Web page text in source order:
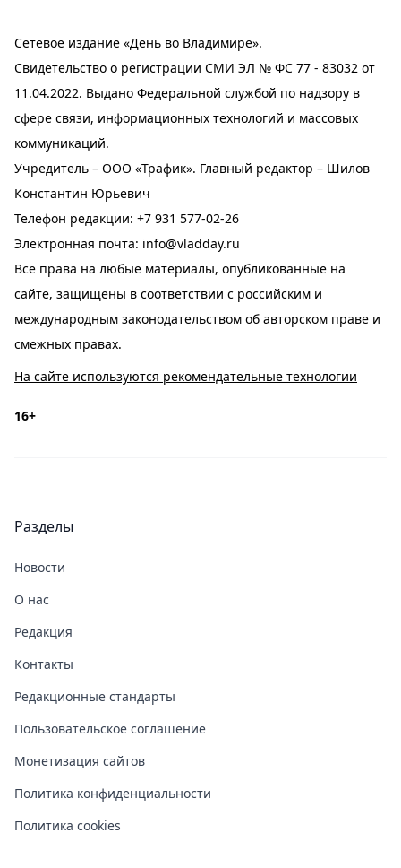
Сетевое издание «День во Владимире».
Свидетельство о регистрации СМИ ЭЛ № ФС 77 - 83032 от
11.04.2022. Выдано Федеральной службой по надзору в
сфере связи, информационных технологий и массовых
коммуникаций.
Учредитель – ООО «Трафик». Главный редактор – Шилов
Константин Юрьевич
Телефон редакции: +7 931 577-02-26
Электронная почта: info@vladday.ru
Все права на любые материалы, опубликованные на
сайте, защищены в соответствии с российским и
международным законодательством об авторском праве и
смежных правах.
На сайте используются рекомендательные технологии
16+
Разделы
Новости
О нас
Редакция
Контакты
Редакционные стандарты
Пользовательское соглашение
Монетизация сайтов
Политика конфиденциальности
Политика cookies